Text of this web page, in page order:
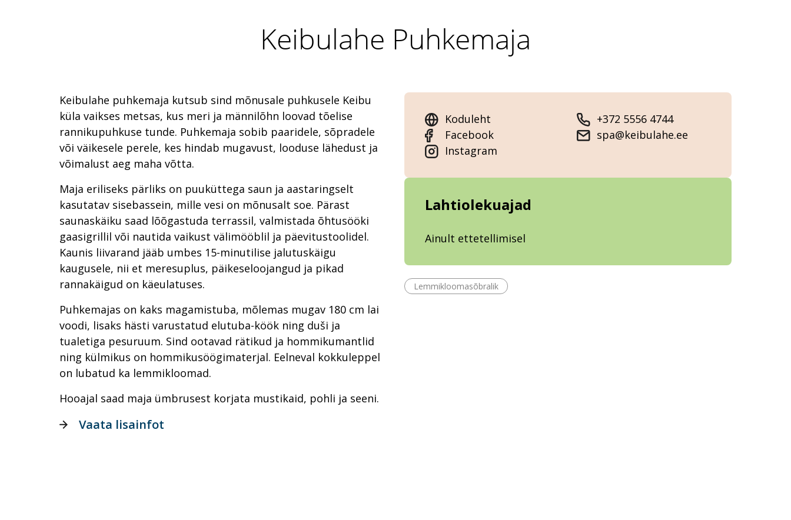
Keibulahe Puhkemaja
Keibulahe puhkemaja kutsub sind mõnusale puhkusele Keibu
küla vaikses metsas, kus meri ja männilõhn loovad tõelise
rannikupuhkuse tunde. Puhkemaja sobib paaridele, sõpradele
või väikesele perele, kes hindab mugavust, looduse lähedust ja
võimalust aeg maha võtta.
Maja eriliseks pärliks on puuküttega saun ja aastaringselt
kasutatav sisebassein, mille vesi on mõnusalt soe. Pärast
saunaskäiku saad lõõgastuda terrassil, valmistada õhtusööki
gaasigrillil või nautida vaikust välimööblil ja päevitustoolidel.
Kaunis liivarand jääb umbes 15-minutilise jalutuskäigu
kaugusele, nii et meresuplus, päikeseloojangud ja pikad
rannakäigud on käeulatuses.
Puhkemajas on kaks magamistuba, mõlemas mugav 180 cm lai
voodi, lisaks hästi varustatud elutuba-köök ning duši ja
tualetiga pesuruum. Sind ootavad rätikud ja hommikumantlid
ning külmikus on hommikusöögimaterjal. Eelneval kokkuleppel
on lubatud ka lemmikloomad.
Hooajal saad maja ümbrusest korjata mustikaid, pohli ja seeni.
Koduleht
Facebook
Instagram
+372 5556 4744
spa@keibulahe.ee
Lahtiolekuajad
Ainult ettetellimisel
Lemmikloomasõbralik
Vaata lisainfot